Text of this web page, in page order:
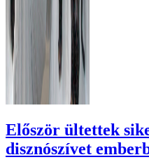
Először ültettek
disznószívet